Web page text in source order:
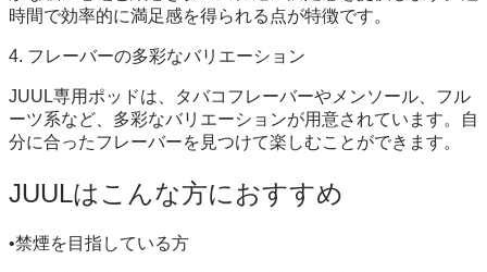
時間で効率的に満足感を得られる点が特徴です。
4. フレーバーの多彩なバリエーション
JUUL専用ポッドは、タバコフレーバーやメンソール、フル
ーツ系など、多彩なバリエーションが用意されています。自
分に合ったフレーバーを見つけて楽しむことができます。
JUULはこんな方におすすめ
•禁煙を目指している方